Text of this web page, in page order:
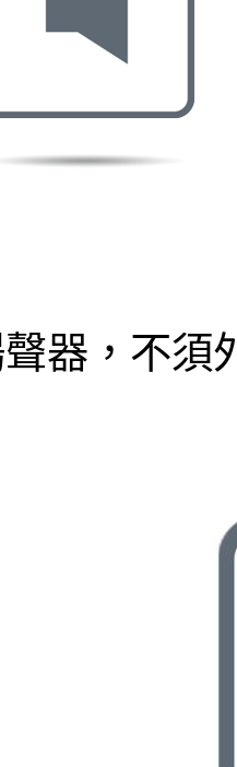
器，不須